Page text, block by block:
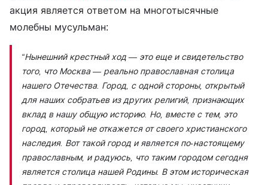
акция является ответом на многотысячные
молебны мусульман:
“Нынешний крестный ход — это еще и свидетельство
того, что Москва — реально православная столица
нашего Отечества. Город, с одной стороны, открытый
для наших собратьев из других религий, признающих
вклад в нашу общую историю. Но, вместе с тем, это
город, который не откажется от своего христианского
наследия. Вот такой город и является по-настоящему
православным, и радуюсь, что таким городом сегодня
является столица нашей Родины. В этом историческая